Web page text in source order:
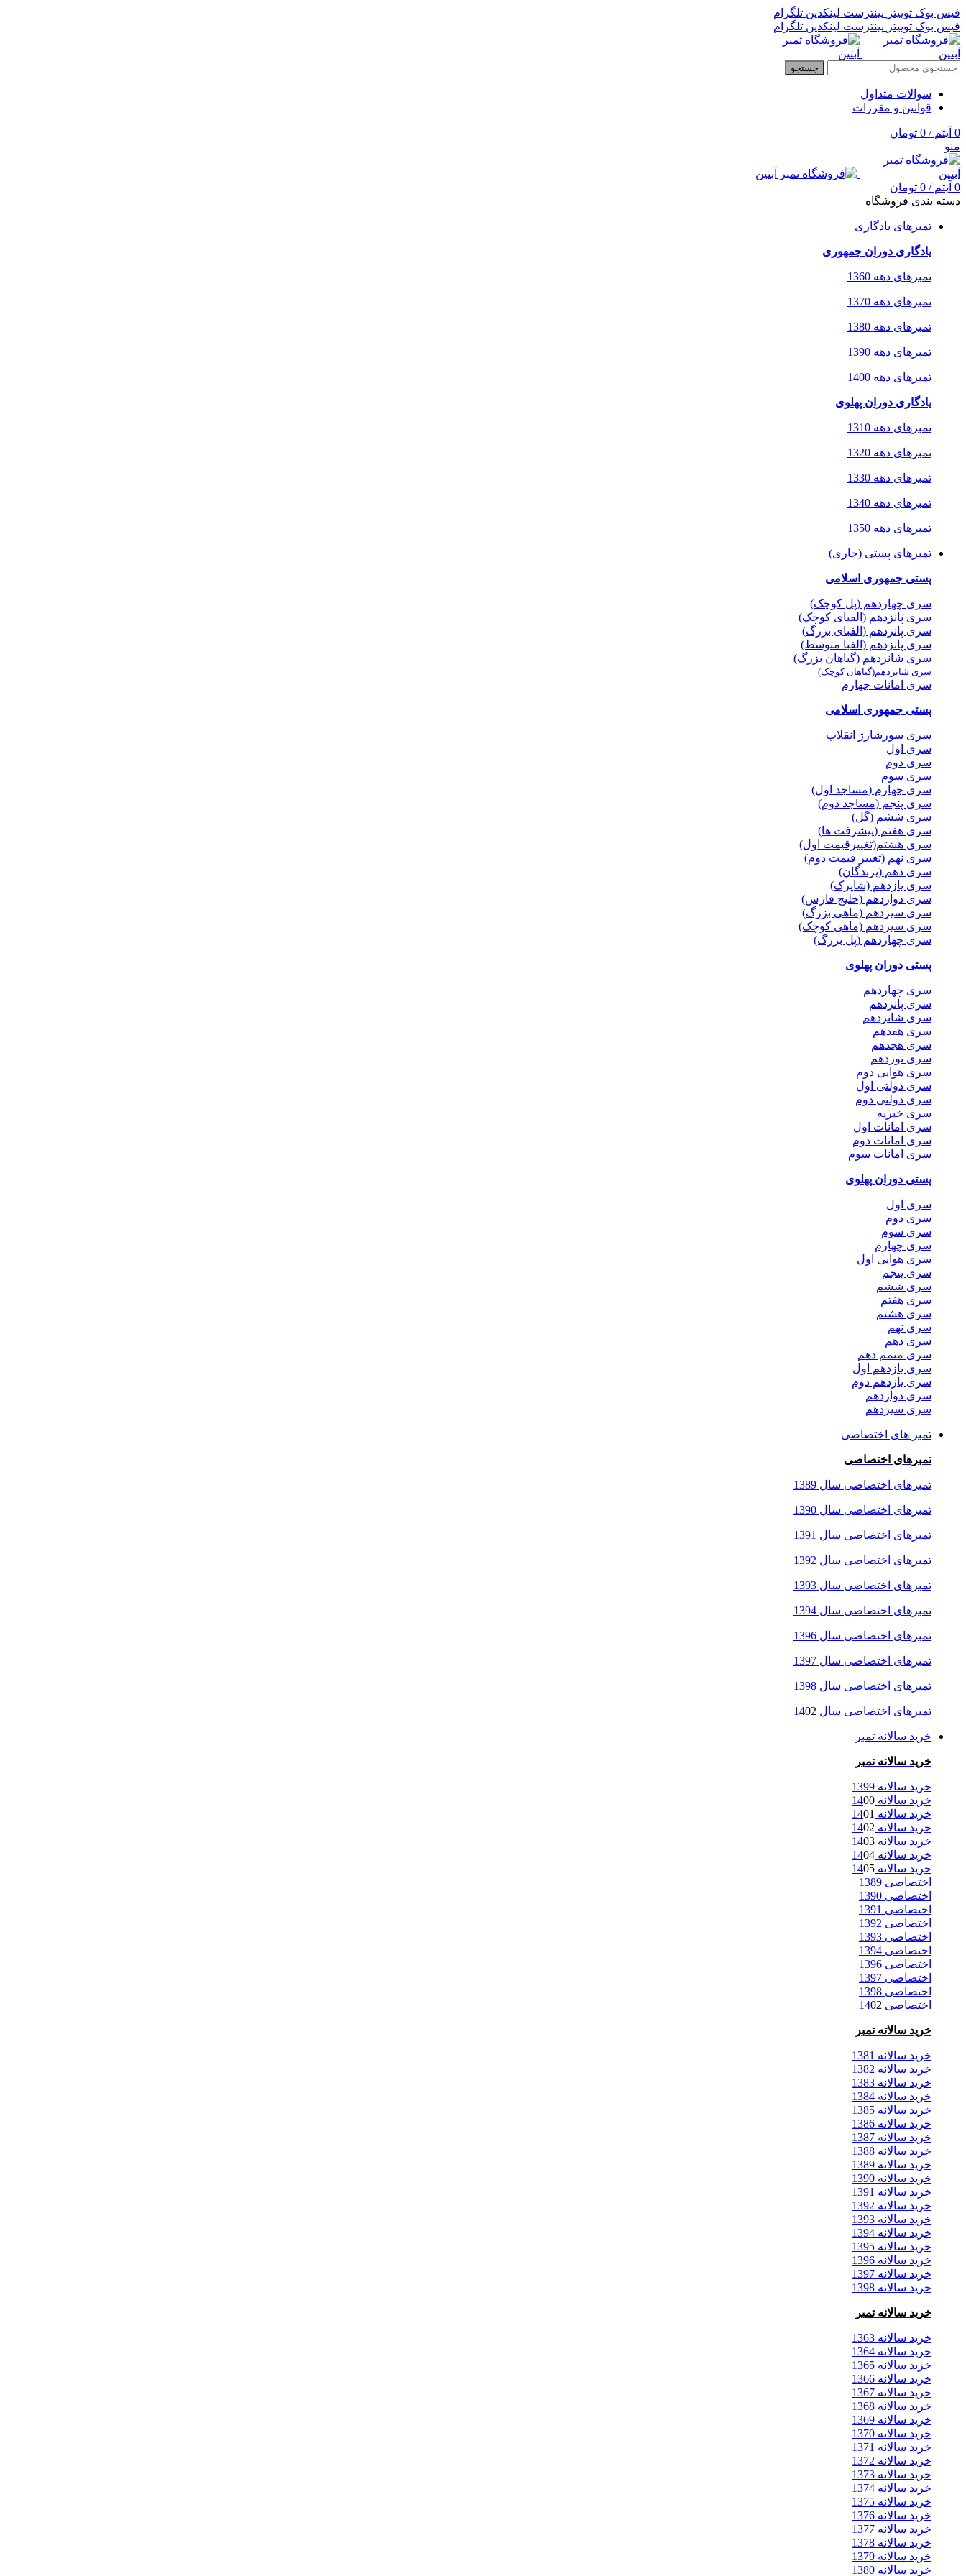
فیس بوک توییتر پینترست لینکدین تلگرام
فیس بوک توییتر پینترست لینکدین تلگرام
جستجو
سوالات متداول
قوانین و مقررات
0 آیتم /
0 تومان
منو
0 آیتم /
0 تومان
دسته بندی فروشگاه
تمبرهای یادگاری
یادگاری دوران جمهوری
تمبرهای دهه 1360
تمبرهای دهه 1370
تمبرهای دهه 1380
تمبرهای دهه 1390
تمبرهای دهه 1400
یادگاری دوران پهلوی
تمبرهای دهه 1310
تمبرهای دهه 1320
تمبرهای دهه 1330
تمبرهای دهه 1340
تمبرهای دهه 1350
تمبرهای پستی (جاری)
پستی جمهوری اسلامی
سری چهاردهم (پل کوچک)
سری پانزدهم (الفبای کوچک)
سری پانزدهم (الفبای بزرگ)
سری پانزدهم (الفبا متوسط)
سری شانزدهم (گیاهان بزرگ)
سری شانزدهم(گیاهان کوچک)
سری امانات چهارم
پستی جمهوری اسلامی
سری سورشارژ انقلاب
سری اول
سری دوم
سری سوم
سری چهارم (مساجد اول)
سری پنجم (مساجد دوم)
سری ششم (گل)
سری هفتم (پیشرفت ها)
سری هشتم(تغییرقیمت اول)
سری نهم (تغییر قیمت دوم)
سری دهم (پرندگان)
سری یازدهم (شاپرک)
سری دوازدهم (خلیج فارس)
سری سیزدهم (ماهی بزرگ)
سری سیزدهم (ماهی کوچک)
سری چهاردهم (پل بزرگ)
پستی دوران پهلوی
سری چهاردهم
سری پانزدهم
سری شانزدهم
سری هفدهم
سری هجدهم
سری نوزدهم
سری هوایی دوم
سری دولتی اول
سری دولتی دوم
سری خیریه
سری امانات اول
سری امانات دوم
سری امانات سوم
پستی دوران پهلوی
سری اول
سری دوم
سری سوم
سری چهارم
سری هوایی اول
سری پنجم
سری ششم
سری هفتم
سری هشتم
سری نهم
سری دهم
سری متمم دهم
سری یازدهم اول
سری یازدهم دوم
سری دوازدهم
سری سیزدهم
تمبر های اختصاصی
تمبرهای اختصاصی
تمبرهای اختصاصی سال 1389
تمبرهای اختصاصی سال 1390
تمبرهای اختصاصی سال 1391
تمبرهای اختصاصی سال 1392
تمبرهای اختصاصی سال 1393
تمبرهای اختصاصی سال 1394
تمبرهای اختصاصی سال 1396
تمبرهای اختصاصی سال 1397
تمبرهای اختصاصی سال 1398
تمبرهای اختصاصی سال 14 02
خرید سالانه تمبر
خرید سالانه تمبر
خرید سالانه 1399
خرید سالانه 14 00
خرید سالانه 14 01
خرید سالانه 14 02
خرید سالانه 14 03
خرید سالانه 14 04
خرید سالانه 14 05
اختصاصی 1389
اختصاصی 1390
اختصاصی 1391
اختصاصی 1392
اختصاصی 1393
اختصاصی 1394
اختصاصی 1396
اختصاصی 1397
اختصاصی 1398
اختصاصی 14 02
خرید سالاته تمبر
خرید سالانه 1381
خرید سالانه 1382
خرید سالانه 1383
خرید سالانه 1384
خرید سالانه 1385
خرید سالانه 1386
خرید سالانه 1387
خرید سالانه 1388
خرید سالانه 1389
خرید سالانه 1390
خرید سالانه 1391
خرید سالانه 1392
خرید سالانه 1393
خرید سالانه 1394
خرید سالانه 1395
خرید سالانه 1396
خرید سالانه 1397
خرید سالانه 1398
خرید سالانه تمبر
خرید سالانه 1363
خرید سالانه 1364
خرید سالانه 1365
خرید سالانه 1366
خرید سالانه 1367
خرید سالانه 1368
خرید سالانه 1369
خرید سالانه 1370
خرید سالانه 1371
خرید سالانه 1372
خرید سالانه 1373
خرید سالانه 1374
خرید سالانه 1375
خرید سالانه 1376
خرید سالانه 1377
خرید سالانه 1378
خرید سالانه 1379
خرید سالانه 1380